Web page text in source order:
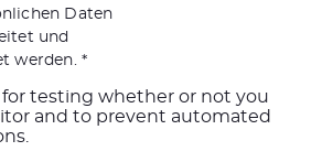
Daten
und
werden.
for testing whether or not you
and to prevent automated